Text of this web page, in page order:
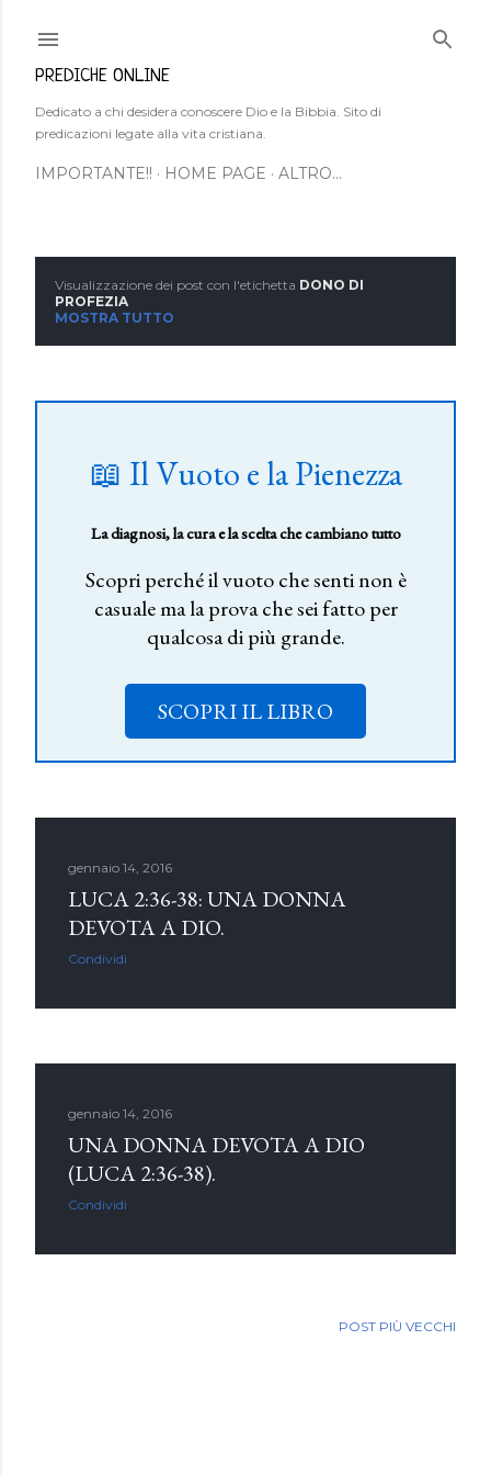
PREDICHE ONLINE
Dedicato a chi desidera conoscere Dio e la Bibbia. Sito di
predicazioni legate alla vita cristiana.
IMPORTANTE!! HOME PAGE ALTRO…
o
s
Visualizzazione dei post con l'etichetta DONO DI
PROFEZIA
MOSTRA TUTTO
📖 Il Vuoto e la Pienezza
La diagnosi, la cura e la scelta che cambiano tutto
Scopri perché il vuoto che senti non è
casuale ma la prova che sei fatto per
qualcosa di più grande.
SCOPRI IL LIBRO
gennaio 14, 2016
LUCA 2:36-38: UNA DONNA
DEVOTA A DIO.
Condividi
gennaio 14, 2016
UNA DONNA DEVOTA A DIO
(LUCA 2:36-38).
Condividi
POST PIÙ VECCHI